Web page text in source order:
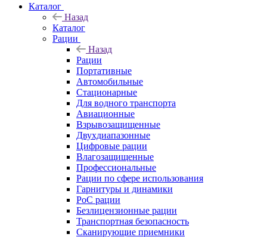
Каталог
Назад
Каталог
Рации
Назад
Рации
Портативные
Автомобильные
Стационарные
Для водного транспорта
Авиационные
Взрывозащищенные
Двухдиапазонные
Цифровые рации
Влагозащищенные
Профессиональные
Рации по сфере использования
Гарнитуры и динамики
PoC рации
Безлицензионные рации
Транспортная безопасность
Сканирующие приемники